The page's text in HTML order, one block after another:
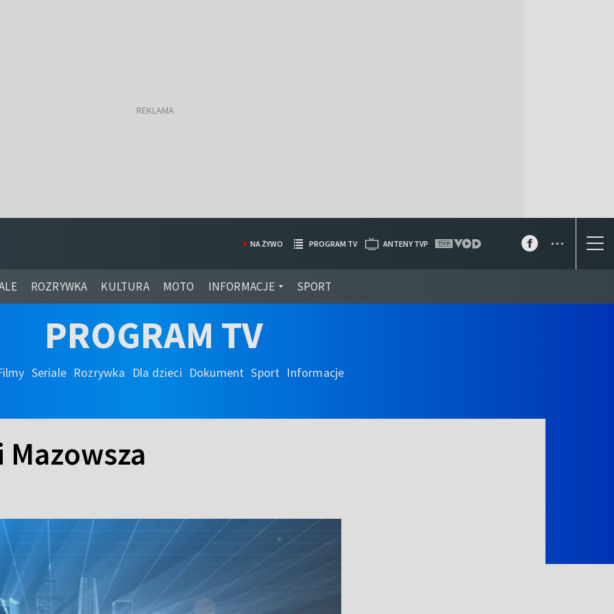
ROZRYWKA KULTURA MOTO INFORMACJE SPORT
NA ŻYWO PROGRAM TV ANTENY TVP ...
PROGRAM TV
Seriale Rozrywka Dla dzieci Dokument Sport Informacje